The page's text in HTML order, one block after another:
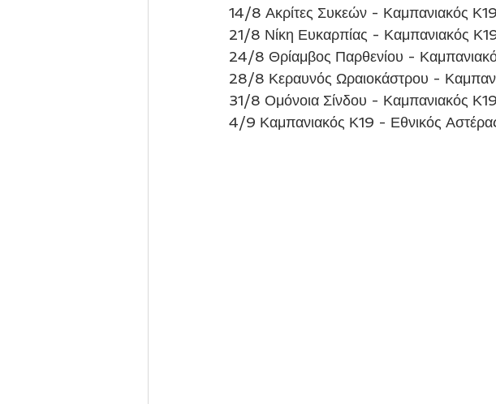
14/8 Ακρίτες Συκεών - Καμπανιακός Κ19
21/8 Νίκη Ευκαρπίας - Καμπανιακός
24/8 Θρίαμβος Παρθενίου -
28/8 Κεραυνός Ωραιοκάστρου -
31/8 Ομόνοια Σίνδου - Καμπανιακός Κ19
4/9 Καμπανιακός Κ19 - Εθνικός